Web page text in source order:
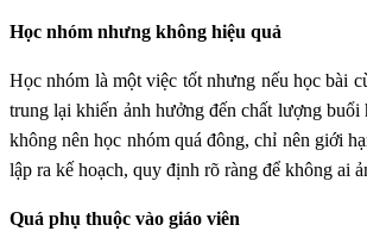
Học nhóm nhưng không hiệu quả
Học nhóm là một việc tốt nhưng nếu học bài
trung lại khiến ảnh hưởng đến chất lượng buổi
không nên học nhóm quá đông, chỉ nên giới
lập ra kế hoạch, quy định rõ ràng để không ai
Quá phụ thuộc vào giáo viên